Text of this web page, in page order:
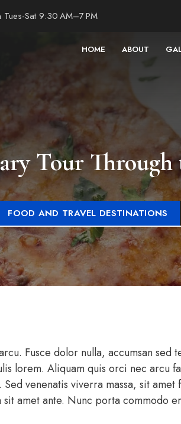
Tues-Sat 9:30 AM–7 PM
HOME ABOUT
Tour Through
FOOD AND TRAVEL DESTINATIONS
Fusce dolor nulla, accumsan sed
lorem. Aliquam quis orci nec arcu
venenatis viverra massa, sit amet
amet ante. Nunc porta commodo